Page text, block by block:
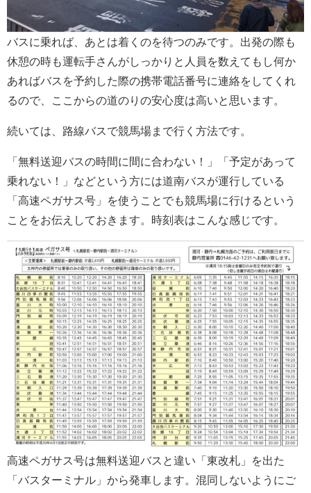
バスに乗れば、あとは着くのを待つのみです。出発の際も
休憩の時も運転手さんがしっかりと人員を数えてもし何か
あればバスを予約した際の携帯電話番号に連絡をしてくれ
るので、ここからの道のりの安心度は高いと思います。
続いては、路線バスで競馬場まで行く方法です。
「無料送迎バスの時間に間に合わない！」「予定があって
乗れない！」などという方には道南バスが運行している
「高速ペガサス号」を使うことでも競馬場に行けるという
ことをお伝えしておきます。時刻表はこんな感じです。
高速ペガサス号は無料送迎バスと違い「東改札」を出た
「バスターミナル」から発車します。混同しないようにご